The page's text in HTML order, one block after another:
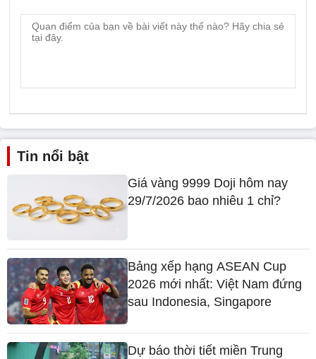
Tin nổi bật
Giá vàng 9999 Doji hôm nay
29/7/2026 bao nhiêu 1 chỉ?
Bảng xếp hạng ASEAN Cup
2026 mới nhất: Việt Nam đứng
sau Indonesia, Singapore
Dự báo thời tiết miền Trung